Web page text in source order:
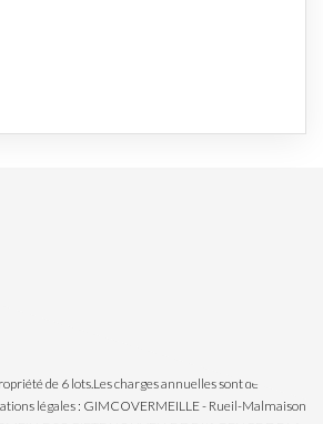
de 6 lots.Les charges annuelles sont de
légales : GIMCOVERMEILLE - Rueil-Malmaison